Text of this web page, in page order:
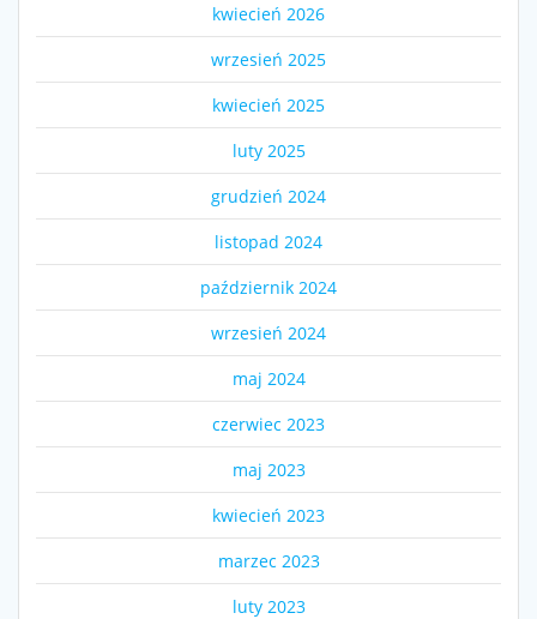
kwiecień 2026
wrzesień 2025
kwiecień 2025
luty 2025
grudzień 2024
listopad 2024
październik 2024
wrzesień 2024
maj 2024
czerwiec 2023
maj 2023
kwiecień 2023
marzec 2023
luty 2023